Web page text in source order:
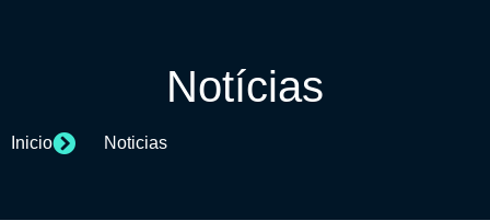
Notícias
Inicio Noticias